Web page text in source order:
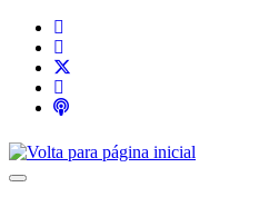
Toggle navigation